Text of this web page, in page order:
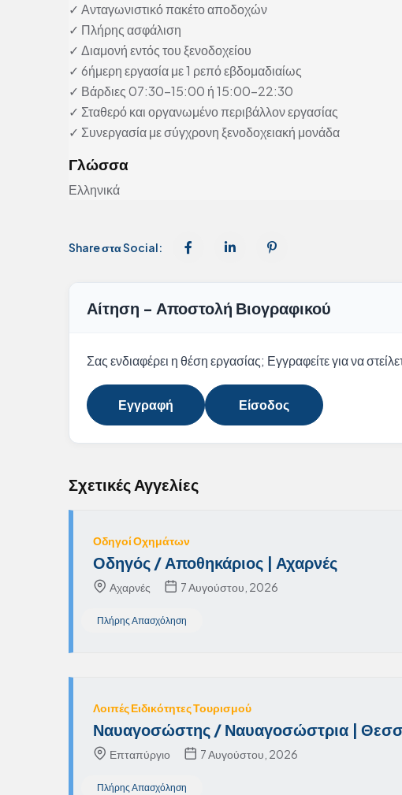
✓ Ανταγωνιστικό πακέτο αποδοχών
✓ Πλήρης ασφάλιση
✓ Διαμονή εντός του ξενοδοχείου
✓ 6ήμερη εργασία με 1 ρεπό εβδομαδιαίως
✓ Βάρδιες 07:30–15:00 ή 15:00–22:30
✓ Σταθερό και οργανωμένο περιβάλλον εργασίας
✓ Συνεργασία με σύγχρονη ξενοδοχειακή μονάδα
Γλώσσα
Ελληνικά
Share στα Social:
Αίτηση - Αποστολή Βιογραφικού
Σας ενδιαφέρει η θέση εργασίας; Εγγραφείτε για να
Εγγραφή Είσοδος
Σχετικές Αγγελίες
Οδηγοί Οχημάτων
Οδηγός / Αποθηκάριος | Αχαρνές
Αχαρνές 7 Αυγούστου, 2026
Πλήρης Απασχόληση
Λοιπές Ειδικότητες Τουρισμού
Ναυαγοσώστης / Ναυαγοσώστρια |
Επταπύργιο 7 Αυγούστου, 2026
Πλήρης Απασχόληση